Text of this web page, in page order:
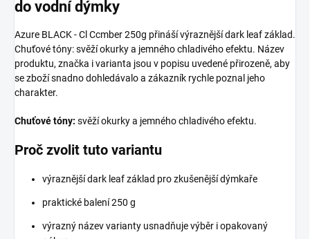
do vodní dýmky
Azure BLACK - Cl Ccmber 250g přináší výraznější dark leaf základ.
Chuťové tóny: svěží okurky a jemného chladivého efektu. Název
produktu, značka i varianta jsou v popisu uvedené přirozeně, aby
se zboží snadno dohledávalo a zákazník rychle poznal jeho
charakter.
Chuťové tóny: svěží okurky a jemného chladivého efektu.
Proč zvolit tuto variantu
výraznější dark leaf základ pro zkušenější dýmkaře
praktické balení 250 g
výrazný název varianty usnadňuje výběr i opakovaný